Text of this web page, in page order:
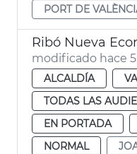
PORT DE
Ribó Nueva
modificado hace
ALCALDÍA
TODAS LAS
EN PORTADA
NORMAL